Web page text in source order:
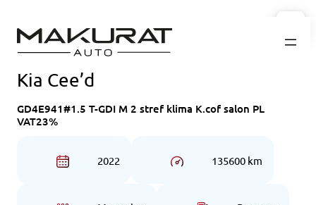
do
treści
Kia Cee’d
GD4E941#1.5 T-GDI M 2 stref klima K.cof salon PL
VAT23%
2022 135600 km